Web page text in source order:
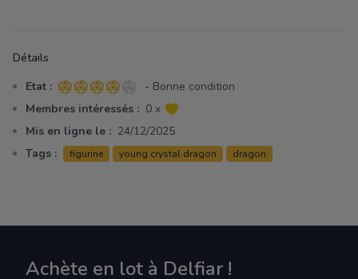
Détails
Etat : 4 sur 5 étoiles
- Bonne condition
Membres intéressés : 0 x
Mis en ligne le : 24/12/2025
Tags :
figurine young crystal dragon dragon
Achète en lot à Delfiar !